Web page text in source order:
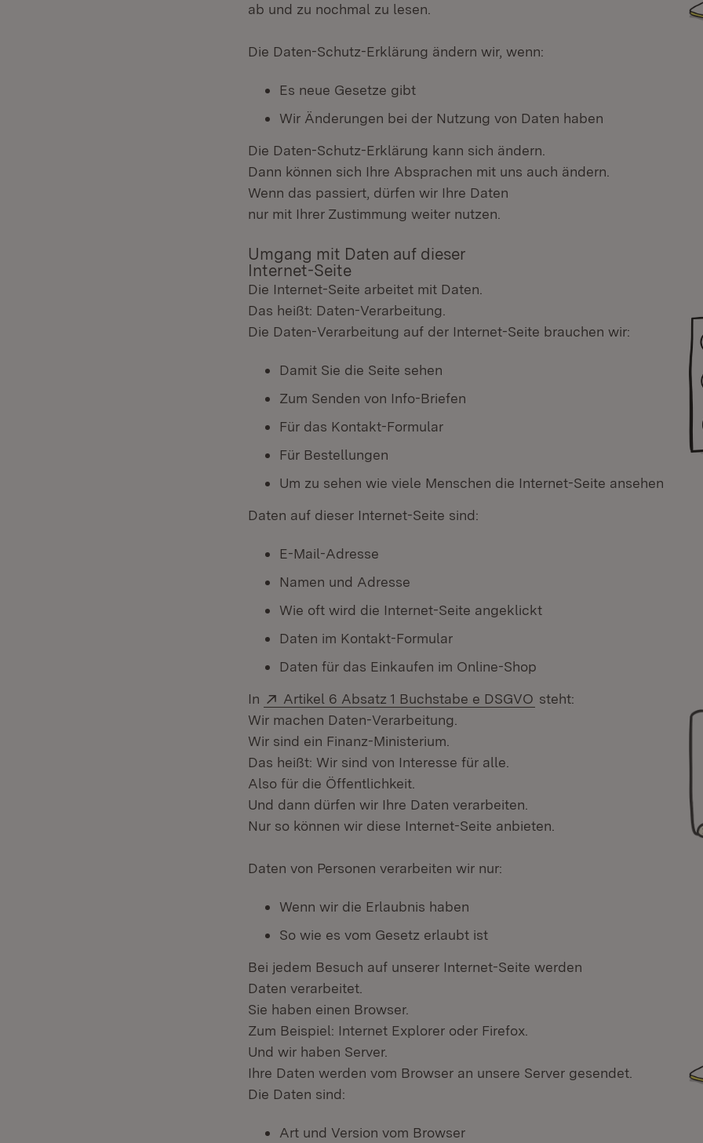
ab und zu nochmal zu lesen.
Die Daten-Schutz-Erklärung ändern wir, wenn:
Es neue Gesetze gibt
Wir Änderungen bei der Nutzung von Daten haben
Die Daten-Schutz-Erklärung kann sich ändern.
Dann können sich Ihre Absprachen mit uns auch ändern.
Wenn das passiert, dürfen wir Ihre Daten
nur mit Ihrer Zustimmung weiter nutzen.
Umgang mit Daten auf dieser
Internet-Seite
Die Internet-Seite arbeitet mit Daten.
Das heißt: Daten-Verarbeitung.
Die Daten-Verarbeitung auf der Internet-Seite brauchen wir:
Damit Sie die Seite sehen
Zum Senden von Info-Briefen
Für das Kontakt-Formular
Für Bestellungen
Um zu sehen wie viele Menschen die Internet-Seite ansehen
Daten auf dieser Internet-Seite sind:
E-Mail-Adresse
Namen und Adresse
Wie oft wird die Internet-Seite angeklickt
Daten im Kontakt-Formular
Daten für das Einkaufen im Online-Shop
In
Extern:
Artikel 6 Absatz 1 Buchstabe e DSGVO (Öffnet in neuem Fenster)
steht:
Wir machen Daten-Verarbeitung.
Wir sind ein Finanz-Ministerium.
Das heißt: Wir sind von Interesse für alle.
Also für die Öffentlichkeit.
Und dann dürfen wir Ihre Daten verarbeiten.
Nur so können wir diese Internet-Seite anbieten.
Daten von Personen verarbeiten wir nur:
Wenn wir die Erlaubnis haben
So wie es vom Gesetz erlaubt ist
Bei jedem Besuch auf unserer Internet-Seite werden
Daten verarbeitet.
Sie haben einen Browser.
Zum Beispiel: Internet Explorer oder Firefox.
Und wir haben Server.
Ihre Daten werden vom Browser an unsere Server gesendet.
Die Daten sind:
Art und Version vom Browser